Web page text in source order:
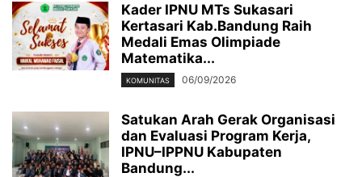
Kader IPNU MTs Sukasari
Kertasari Kab.Bandung Raih
Medali Emas Olimpiade
Matematika...
KOMUNITAS 06/09/2026
Satukan Arah Gerak Organisasi
dan Evaluasi Program Kerja,
IPNU–IPPNU Kabupaten
Bandung...